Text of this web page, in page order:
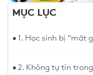
MỤC LỤC
1. Học sinh bị “mất
2. Không tự tin